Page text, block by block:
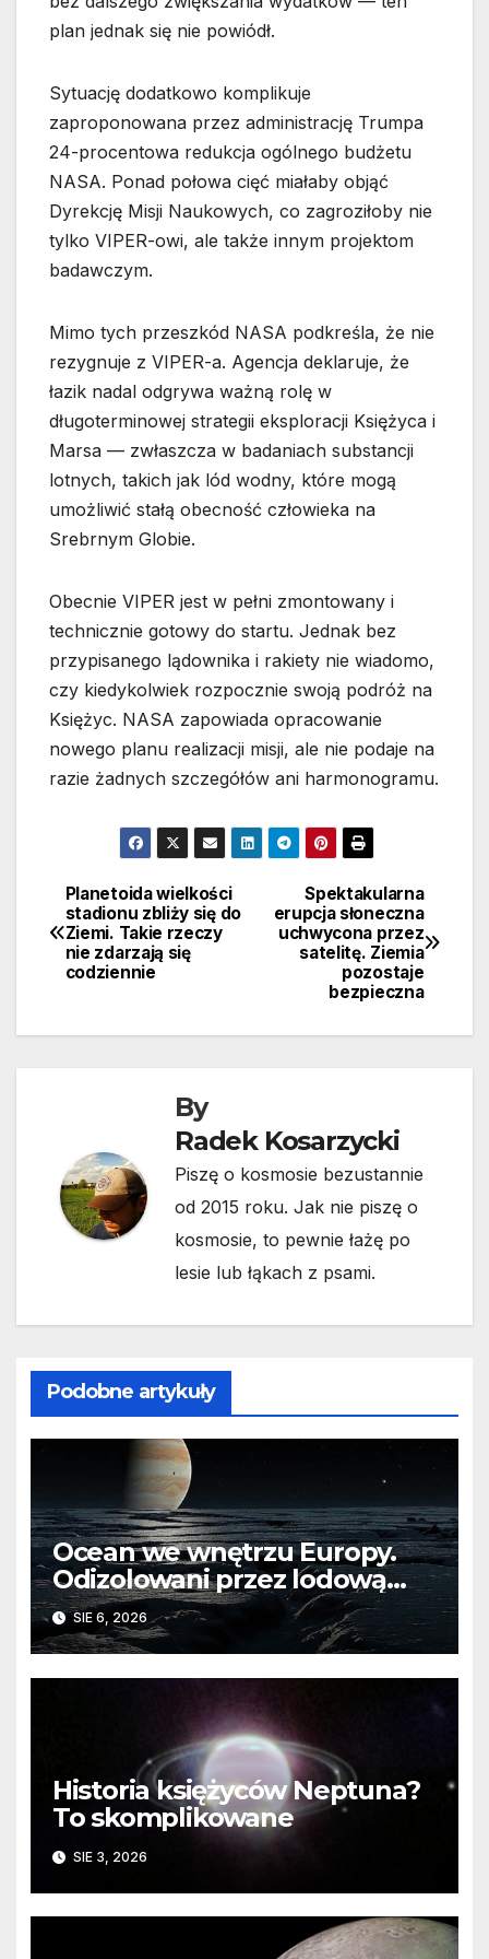
plan jednak się nie powiódł.
Sytuację dodatkowo komplikuje
zaproponowana przez administrację Trumpa
24-procentowa redukcja ogólnego budżetu
NASA. Ponad połowa cięć miałaby objąć
Dyrekcję Misji Naukowych, co zagroziłoby nie
tylko VIPER-owi, ale także innym projektom
badawczym.
Mimo tych przeszkód NASA podkreśla, że nie
rezygnuje z VIPER-a. Agencja deklaruje, że
łazik nadal odgrywa ważną rolę w
długoterminowej strategii eksploracji Księżyca i
Marsa — zwłaszcza w badaniach substancji
lotnych, takich jak lód wodny, które mogą
umożliwić stałą obecność człowieka na
Srebrnym Globie.
Obecnie VIPER jest w pełni zmontowany i
technicznie gotowy do startu. Jednak bez
przypisanego lądownika i rakiety nie wiadomo,
czy kiedykolwiek rozpocznie swoją podróż na
Księżyc. NASA zapowiada opracowanie
nowego planu realizacji misji, ale nie podaje na
razie żadnych szczegółów ani harmonogramu.
Nawigacja
wpisu
Spektakularna
erupcja słoneczna
uchwycona przez
satelitę. Ziemia
pozostaje
bezpieczna
Planetoida wielkości
stadionu zbliży się do
Ziemi. Takie rzeczy
nie zdarzają się
codziennie
By
Radek Kosarzycki
Piszę o kosmosie bezustannie
od 2015 roku. Jak nie piszę o
kosmosie, to pewnie łażę po
lesie lub łąkach z psami.
Podobne artykuły
Ocean we wnętrzu Europy.
Odizolowani przez lodową
barierę
SIE 6, 2026
Historia księżyców Neptuna?
To skomplikowane
SIE 3, 2026